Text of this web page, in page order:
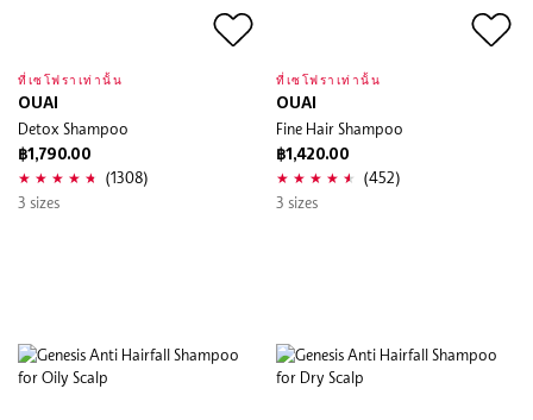
ที่เซโฟราเท่านั้น
OUAI
Detox Shampoo
฿1,790.00
(1308)
3 sizes
ที่เซโฟราเท่านั้น
OUAI
Fine Hair Shampoo
฿1,420.00
(452)
3 sizes